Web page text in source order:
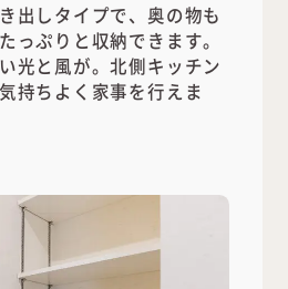
出しタイプで、奥の物も
っぷりと収納できます。
光と風が。北側キッチン
持ちよく家事を行えま